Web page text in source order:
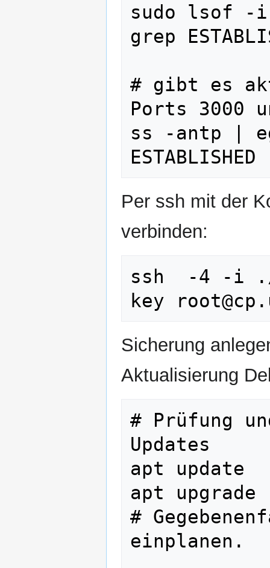
sudo lsof -
grep
# gibt es
Ports 3000
ss -antp |
Per ssh mit der
verbinden:
ssh  -4 -i ./
Sicherung
Aktualisierung
# Prüfung
Updates
apt update
apt upgrade
#
einplanen.